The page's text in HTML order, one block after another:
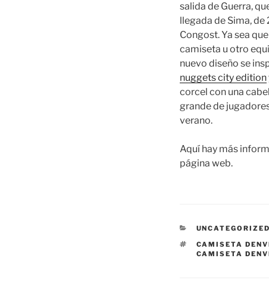
salida de Guerra,
llegada de Sima, de
Congost. Ya sea
camiseta u otro
nuevo diseño se
nuggets city edition
corcel con una
grande de
verano.
Aquí hay más
página web.
CATEGORÍAS
UNCATEGORIZED
ETIQUETAS
CAMISETA
CAMISETA